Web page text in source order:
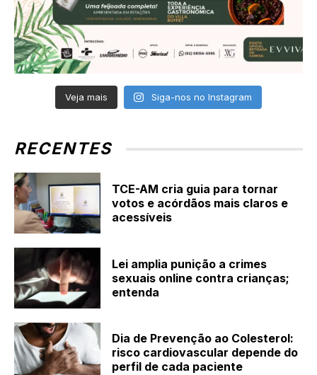
Veja mais Siga-nos no Instagram
RECENTES
TCE-AM cria guia para tornar
votos e acórdãos mais claros e
acessíveis
Lei amplia punição a crimes
sexuais online contra crianças;
entenda
Dia de Prevenção ao Colesterol:
risco cardiovascular depende do
perfil de cada paciente